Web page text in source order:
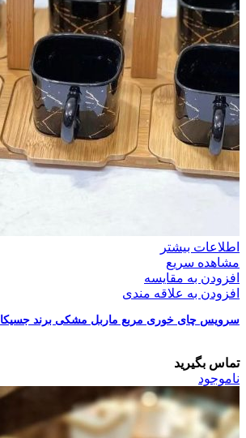
اطلاعات بیشتر
مشاهده سریع
افزودن به مقایسه
افزودن به علاقه مندی
سرویس چای خوری مربع ماربل مشکی برند جسیکا
تماس بگیرید
ناموجود